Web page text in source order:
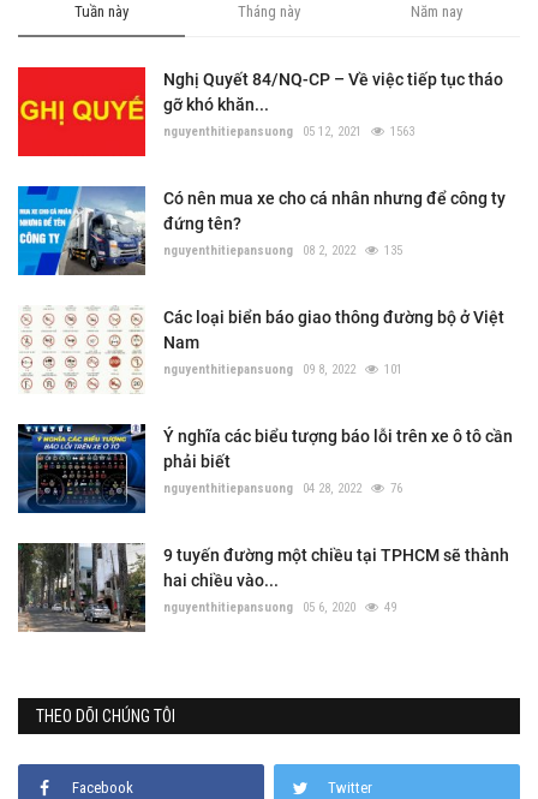
Tuần này Tháng này Năm nay
Nghị Quyết 84/NQ-CP – Về việc tiếp tục tháo
gỡ khó khăn...
nguyenthitiepansuong 05 12, 2021 1563
Có nên mua xe cho cá nhân nhưng để công ty
đứng tên?
nguyenthitiepansuong 08 2, 2022 135
Các loại biển báo giao thông đường bộ ở Việt
Nam
nguyenthitiepansuong 09 8, 2022 101
Ý nghĩa các biểu tượng báo lỗi trên xe ô tô cần
phải biết
nguyenthitiepansuong 04 28, 2022 76
9 tuyến đường một chiều tại TPHCM sẽ thành
hai chiều vào...
nguyenthitiepansuong 05 6, 2020 49
THEO DÕI CHÚNG TÔI
Facebook Twitter